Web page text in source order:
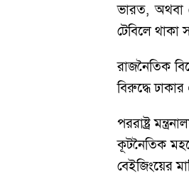
ভারত, অথবা
টেবিলে থাকা
রাজনৈতিক
বিরুদ্ধে
পররাষ্ট্র
কূটনৈতিক
বেইজিংয়ের